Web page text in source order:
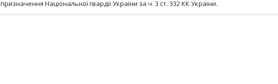
призначення Національної гвардії України за ч. 3 ст. 332 КК України.